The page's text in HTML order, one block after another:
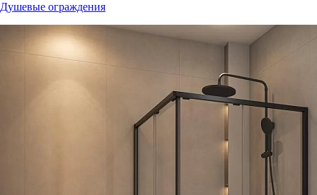
Душевые ограждения